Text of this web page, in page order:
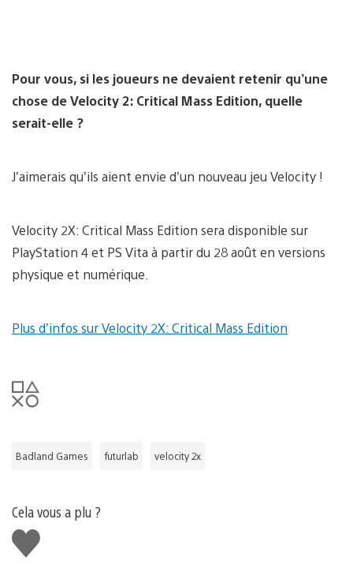
Pour vous, si les joueurs ne devaient retenir qu’une
chose de Velocity 2: Critical Mass Edition, quelle
serait-elle ?
J’aimerais qu’ils aient envie d’un nouveau jeu Velocity !
Velocity 2X: Critical Mass Edition sera disponible sur
PlayStation 4 et PS Vita à partir du 28 août en versions
physique et numérique.
Plus d’infos sur Velocity 2X: Critical Mass Edition
Badland Games futurlab velocity 2x
Cela vous a plu ?
J'aime